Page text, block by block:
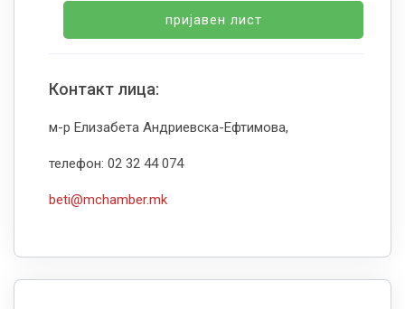
пријавен лист
Контакт лица:
м-р Елизабета Андриевска-Ефтимова,
телефон: 02 32 44 074
beti@mchamber.mk